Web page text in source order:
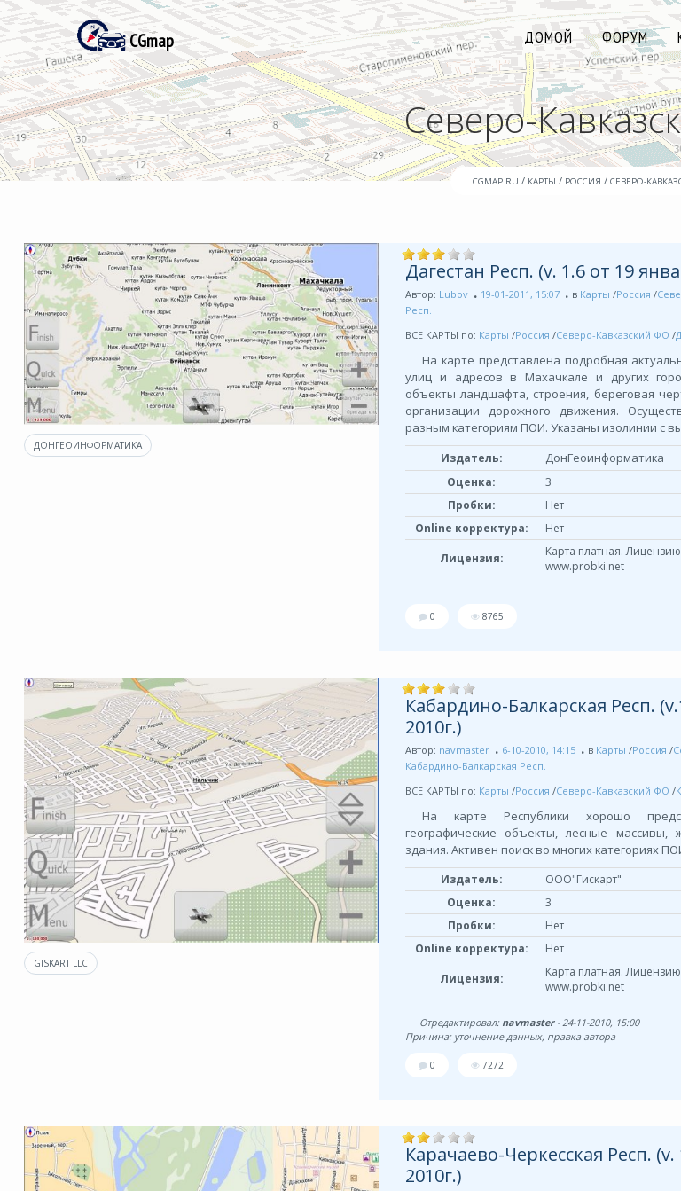
CGmap ДОМОЙ ФОРУМ
Северо-
CGMAP.RU / КАРТЫ / РОССИЯ / СЕВЕРО-
ДОНГЕОИНФОРМАТИКА
Дагестан Респ. (v. 1.6 от 19
Автор: Lubov 19-01-2011, 15:07 в Карты /Россия /
Респ.
ВСЕ КАРТЫ по: Карты /Россия /Северо-Кавказский ФО /
На карте представлена подробная
улиц и адресов в Махачкале и других
объекты ландшафта, строения, береговая
организации дорожного движения.
разным категориям ПОИ. Указаны изолинии с
Издатель: ДонГеоинформатика
Оценка:
3
Пробки:
Нет
Online корректура:
Нет
Лицензия:
Карта платная.
www.probki.net
0 8765
GISKART LLC
Кабардино-Балкарская Респ.
2010г.)
Автор: navmaster 6-10-2010, 14:15 в Карты /Россия /
Кабардино-Балкарская Респ.
ВСЕ КАРТЫ по: Карты /Россия /Северо-Кавказский ФО /
На карте Республики хорошо
географические объекты, лесные
здания. Активен поиск во многих категориях
Издатель:
ООО"Гискарт"
Оценка:
3
Пробки:
Нет
Online корректура:
Нет
Лицензия:
Карта платная.
www.probki.net
Отредактировал: navmaster- 24-11-2010, 15:00
Причина: уточнение данных, правка автора
0 7272
Карачаево-Черкесская Респ.
2010г.)